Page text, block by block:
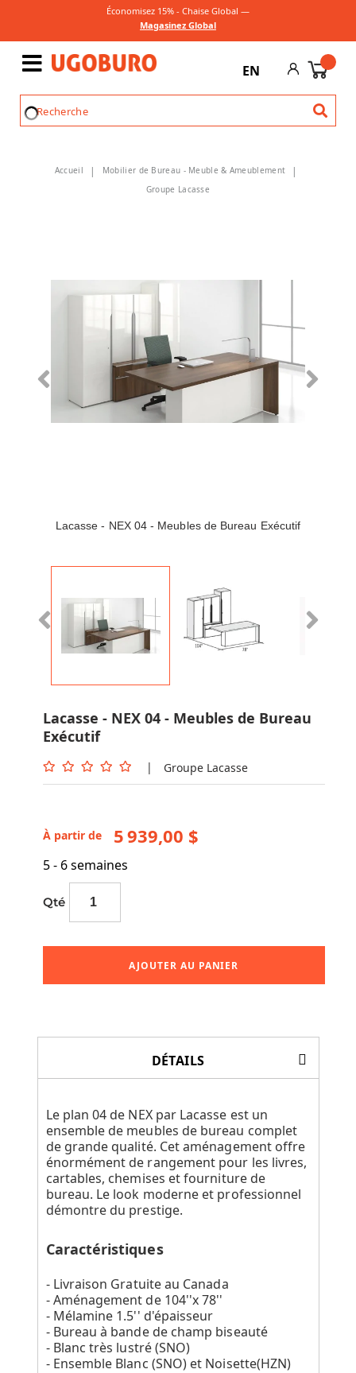
Économisez 15% - Chaise Global —
Magasinez Global
EN
Accueil
Mobilier de Bureau - Meuble & Ameublement
Groupe Lacasse
Lacasse - NEX 04 - Meubles de Bureau Exécutif
Lacasse - NEX 04 - Meubles de Bureau
Exécutif
| Groupe Lacasse
À partir de 5 939,00 $
5 - 6 semaines
Qté
AJOUTER AU PANIER
DÉTAILS
Le plan 04 de NEX par Lacasse est un
ensemble de meubles de bureau complet
de grande qualité. Cet aménagement offre
énormément de rangement pour les livres,
cartables, chemises et fourniture de
bureau. Le look moderne et professionnel
démontre du prestige.
Caractéristiques
- Livraison Gratuite au Canada
- Aménagement de 104''x 78''
- Mélamine 1.5'' d'épaisseur
- Bureau à bande de champ biseauté
- Blanc très lustré (SNO)
- Ensemble Blanc (SNO) et Noisette(HZN)